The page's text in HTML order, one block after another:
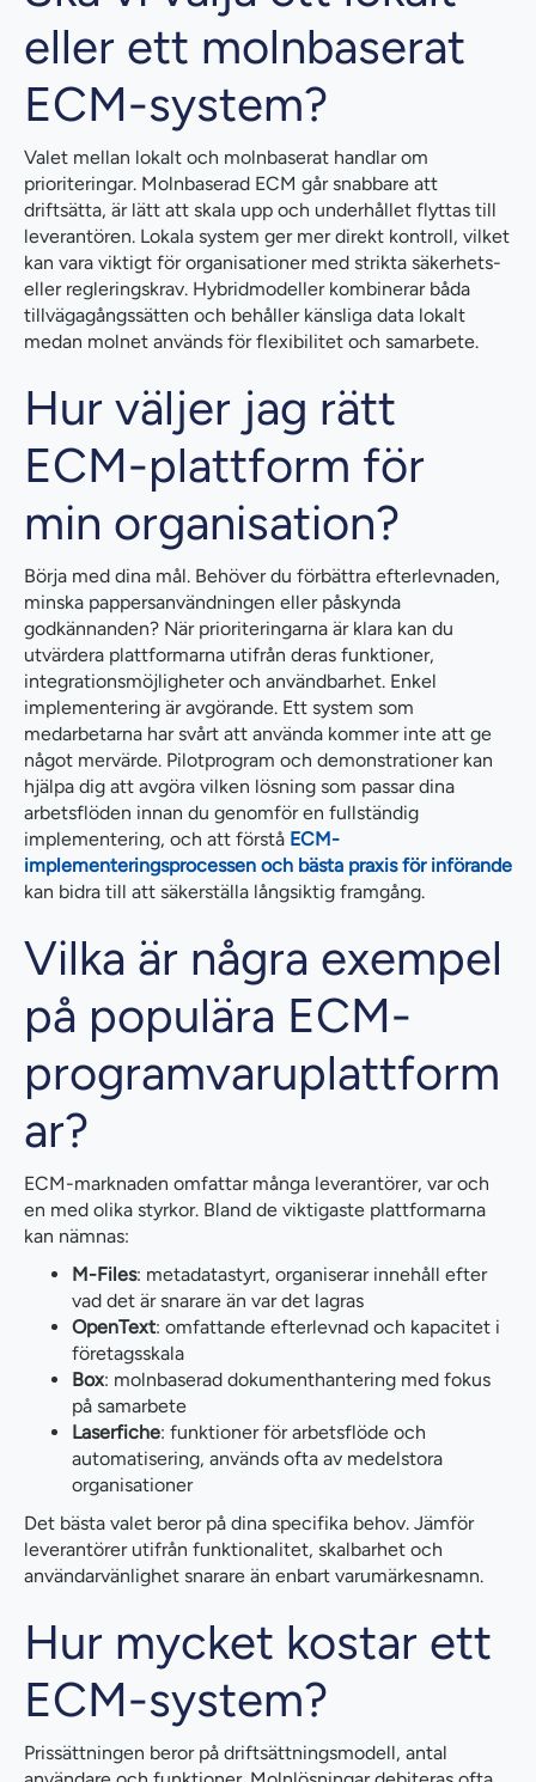
eller ett molnbaserat
ECM-system?
Valet mellan lokalt och molnbaserat handlar om
prioriteringar. Molnbaserad ECM går snabbare att
driftsätta, är lätt att skala upp och underhållet flyttas till
leverantören. Lokala system ger mer direkt kontroll, vilket
kan vara viktigt för organisationer med strikta säkerhets-
eller regleringskrav. Hybridmodeller kombinerar båda
tillvägagångssätten och behåller känsliga data lokalt
medan molnet används för flexibilitet och samarbete.
Hur väljer jag rätt
ECM-plattform för
min organisation?
Börja med dina mål. Behöver du förbättra efterlevnaden,
minska pappersanvändningen eller påskynda
godkännanden? När prioriteringarna är klara kan du
utvärdera plattformarna utifrån deras funktioner,
integrationsmöjligheter och användbarhet. Enkel
implementering är avgörande. Ett system som
medarbetarna har svårt att använda kommer inte att ge
något mervärde. Pilotprogram och demonstrationer kan
hjälpa dig att avgöra vilken lösning som passar dina
arbetsflöden innan du genomför en fullständig
implementering, och att förstå ECM-
implementeringsprocessen och bästa praxis för införande
kan bidra till att säkerställa långsiktig framgång.
Vilka är några exempel
på populära ECM-
programvaruplattform
ar?
ECM-marknaden omfattar många leverantörer, var och
en med olika styrkor. Bland de viktigaste plattformarna
kan nämnas:
M-Files: metadatastyrt, organiserar innehåll efter
vad det är snarare än var det lagras
OpenText: omfattande efterlevnad och kapacitet i
företagsskala
Box: molnbaserad dokumenthantering med fokus
på samarbete
Laserfiche: funktioner för arbetsflöde och
automatisering, används ofta av medelstora
organisationer
Det bästa valet beror på dina specifika behov. Jämför
leverantörer utifrån funktionalitet, skalbarhet och
användarvänlighet snarare än enbart varumärkesnamn.
Hur mycket kostar ett
ECM-system?
Prissättningen beror på driftsättningsmodell, antal